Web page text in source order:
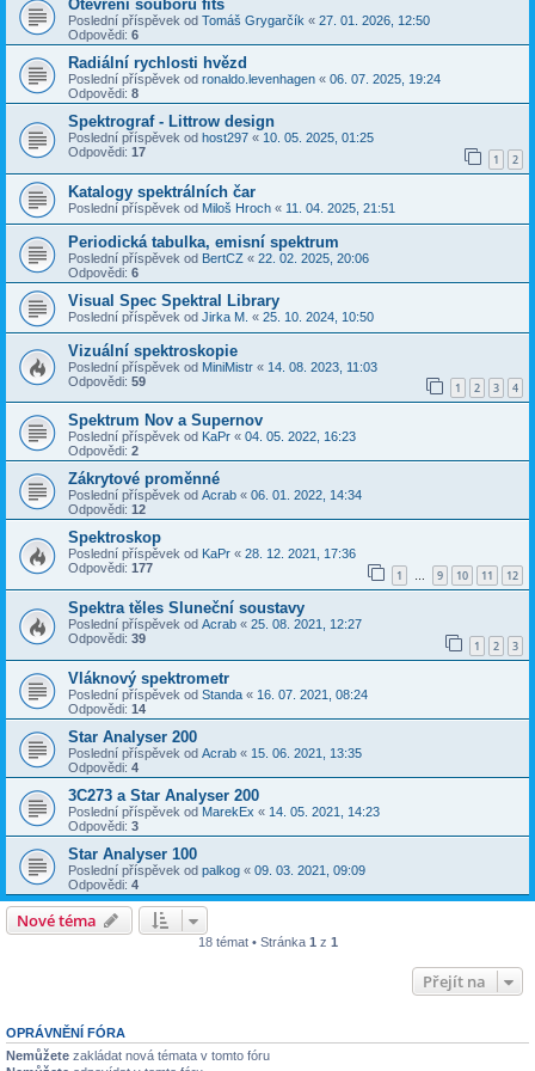
Otevření souborů fits
Poslední příspěvek od Tomáš Grygarčík « 27. 01. 2026, 12:50
Odpovědi: 6
Radiální rychlosti hvězd
Poslední příspěvek od ronaldo.levenhagen « 06. 07. 2025, 19:24
Odpovědi: 8
Spektrograf - Littrow design
Poslední příspěvek od host297 « 10. 05. 2025, 01:25
Odpovědi: 17 1 2
Katalogy spektrálních čar
Poslední příspěvek od Miloš Hroch « 11. 04. 2025, 21:51
Periodická tabulka, emisní spektrum
Poslední příspěvek od BertCZ « 22. 02. 2025, 20:06
Odpovědi: 6
Visual Spec Spektral Library
Poslední příspěvek od Jirka M. « 25. 10. 2024, 10:50
Vizuální spektroskopie
Poslední příspěvek od MiniMistr « 14. 08. 2023, 11:03
Odpovědi: 59 1 2 3 4
Spektrum Nov a Supernov
Poslední příspěvek od KaPr « 04. 05. 2022, 16:23
Odpovědi: 2
Zákrytové proměnné
Poslední příspěvek od Acrab « 06. 01. 2022, 14:34
Odpovědi: 12
Spektroskop
Poslední příspěvek od KaPr « 28. 12. 2021, 17:36
Odpovědi: 177 1 … 9 10 11 12
Spektra těles Sluneční soustavy
Poslední příspěvek od Acrab « 25. 08. 2021, 12:27
Odpovědi: 39 1 2 3
Vláknový spektrometr
Poslední příspěvek od Standa « 16. 07. 2021, 08:24
Odpovědi: 14
Star Analyser 200
Poslední příspěvek od Acrab « 15. 06. 2021, 13:35
Odpovědi: 4
3C273 a Star Analyser 200
Poslední příspěvek od MarekEx « 14. 05. 2021, 14:23
Odpovědi: 3
Star Analyser 100
Poslední příspěvek od palkog « 09. 03. 2021, 09:09
Odpovědi: 4
Nové téma
18 témat • Stránka 1 z 1
Přejít na
OPRÁVNĚNÍ FÓRA
Nemůžete zakládat nová témata v tomto fóru